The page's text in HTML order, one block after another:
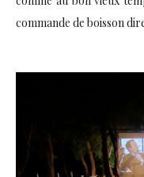
commande de boisson